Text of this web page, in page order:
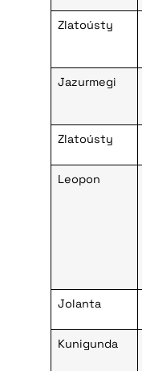
Zlatoústy
Jazurmegi
Zlatoústy
Leopon
Jolanta
Kunigunda